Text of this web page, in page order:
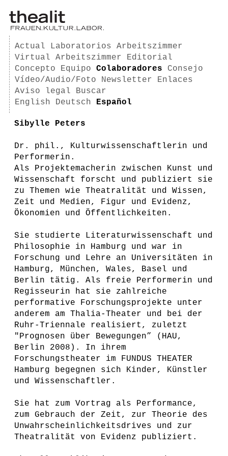
Actual Laboratorios
Arbeitszimmer
Virtual Arbeitszimmer
Editorial
Concepto
Equipo Colaboradores
Consejo
Vídeo/Audio/Foto
Newsletter
Enlaces
Aviso legal
Buscar
English
Deutsch Español
Sibylle Peters
Dr. phil., Kulturwissenschaftlerin und
Performerin.
Als Projektemacherin zwischen Kunst und
Wissenschaft forscht und publiziert sie
zu Themen wie Theatralität und Wissen,
Zeit und Medien, Figur und Evidenz,
Ökonomien und Öffentlichkeiten.
Sie studierte Literaturwissenschaft und
Philosophie in Hamburg und war in
Forschung und Lehre an Universitäten in
Hamburg, München, Wales, Basel und
Berlin tätig. Als freie Performerin und
Regisseurin hat sie zahlreiche
performative Forschungsprojekte unter
anderem am Thalia-Theater und bei der
Ruhr-Triennale realisiert, zuletzt
"Prognosen über Bewegungen” (HAU,
Berlin 2008). In ihrem
Forschungstheater im FUNDUS THEATER
Hamburg begegnen sich Kinder, Künstler
und Wissenschaftler.
Sie hat zum Vortrag als Performance,
zum Gebrauch der Zeit, zur Theorie des
Unwahrscheinlichkeitsdrives und zur
Theatralität von Evidenz publiziert.